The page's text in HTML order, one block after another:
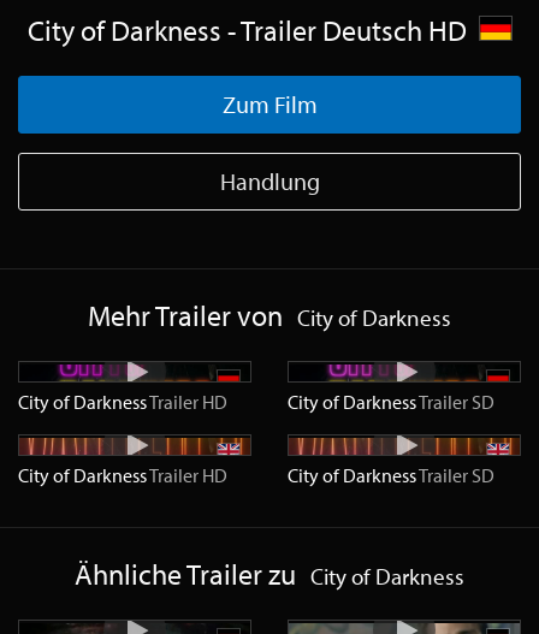
City of Darkness - Trailer Deutsch HD
Zum Film
Handlung
Mehr Trailer von City of Darkness
City of DarknessTrailer HD City of DarknessTrailer SD
City of DarknessTrailer HD City of DarknessTrailer SD
Ähnliche Trailer zu City of Darkness